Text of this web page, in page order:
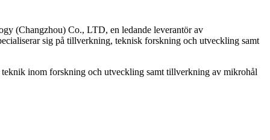
(Changzhou) Co., LTD, en ledande leverantör av
sig på tillverkning, teknisk forskning och utveckling samt
teknik inom forskning och utveckling samt tillverkning av mikrohål